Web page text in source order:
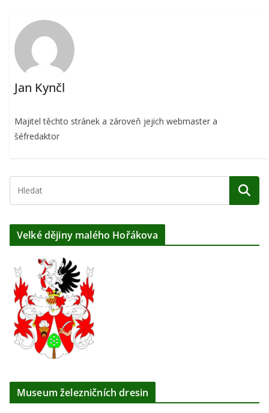
Jan Kynčl
Majitel těchto stránek a zároveň jejich webmaster a
šéfredaktor
Velké dějiny malého Hořákova
Museum železničních dresin